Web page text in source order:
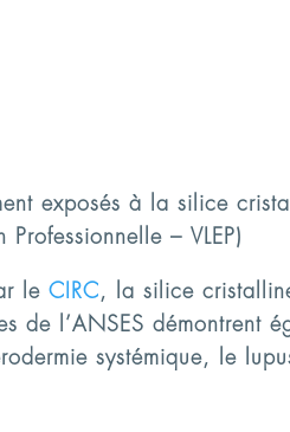
exposés à la silice
– VLEP)
leCIRC, la silice
de l’ANSES démontrent
systémique, le